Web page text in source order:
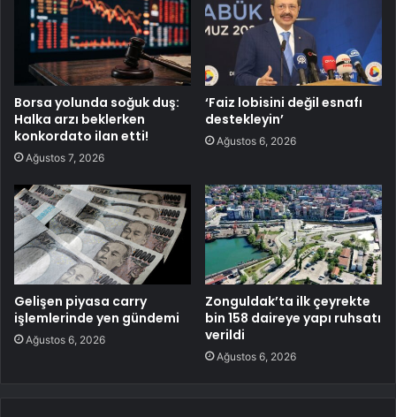
Borsa yolunda soğuk duş:
Halka arzı beklerken
konkordato ilan etti!
Ağustos 7, 2026
‘Faiz lobisini değil esnafı
destekleyin’
Ağustos 6, 2026
Gelişen piyasa carry
işlemlerinde yen gündemi
Ağustos 6, 2026
Zonguldak’ta ilk çeyrekte
bin 158 daireye yapı ruhsatı
verildi
Ağustos 6, 2026